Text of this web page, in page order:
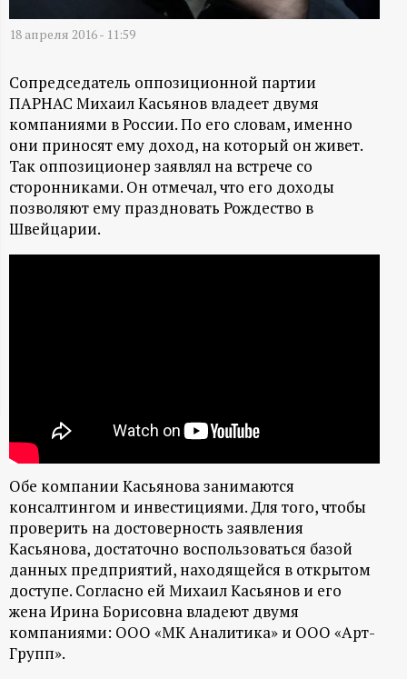
Н
-
и
н
ф
о
ц
и
о
н
н
ы
18 апреля 2016 - 11:59
Сопредседатель оппозиционной партии
ПАРНАС Михаил Касьянов владеет двумя
компаниями в России. По его словам, именно
они приносят ему доход, на который он живет.
Так оппозиционер заявлял на встрече со
сторонниками. Он отмечал, что его доходы
позволяют ему праздновать Рождество в
Швейцарии.
Обе компании Касьянова занимаются
консалтингом и инвестициями. Для того, чтобы
проверить на достоверность заявления
Касьянова, достаточно воспользоваться базой
данных предприятий, находящейся в открытом
доступе. Согласно ей Михаил Касьянов и его
жена Ирина Борисовна владеют двумя
компаниями: ООО «МК Аналитика» и ООО «Арт-
Групп».